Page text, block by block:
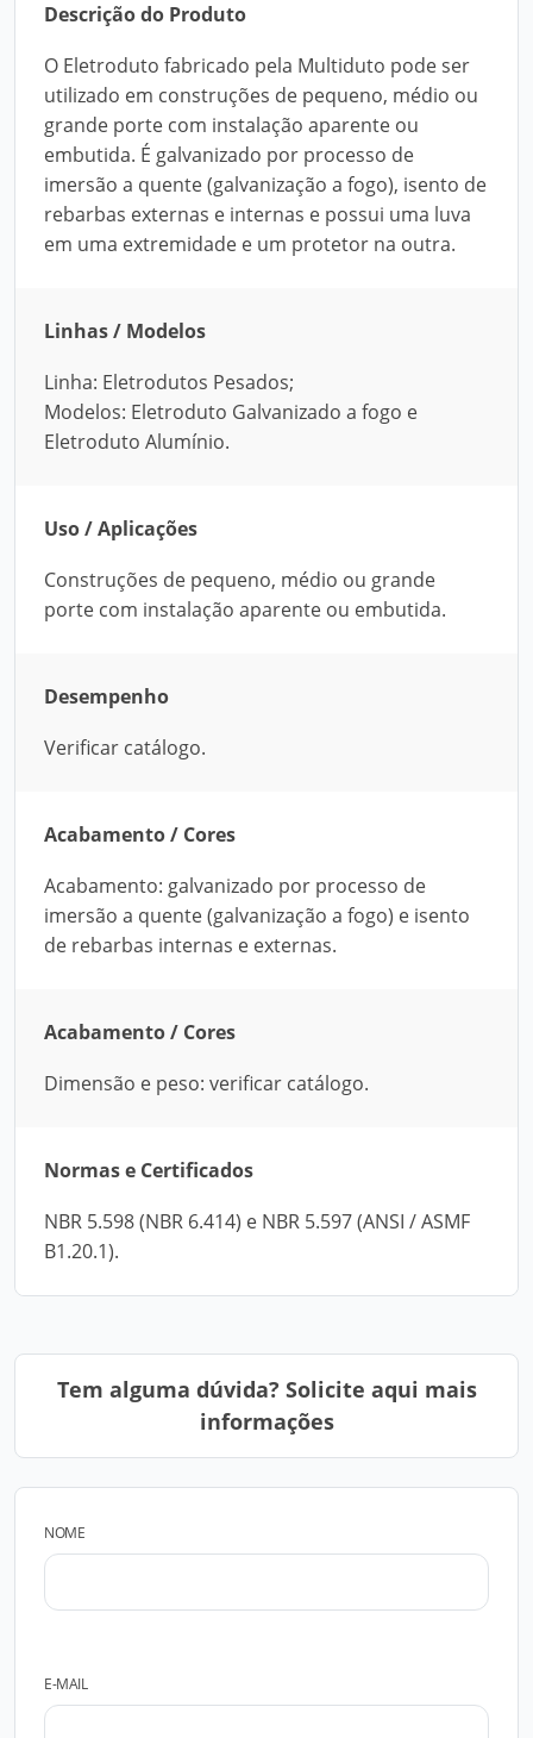
Descrição do Produto
O Eletroduto fabricado pela Multiduto pode ser
utilizado em construções de pequeno, médio ou
grande porte com instalação aparente ou
embutida. É galvanizado por processo de
imersão a quente (galvanização a fogo), isento de
rebarbas externas e internas e possui uma luva
em uma extremidade e um protetor na outra.
Linhas / Modelos
Linha: Eletrodutos Pesados;
Modelos: Eletroduto Galvanizado a fogo e
Eletroduto Alumínio.
Uso / Aplicações
Construções de pequeno, médio ou grande
porte com instalação aparente ou embutida.
Desempenho
Verificar catálogo.
Acabamento / Cores
Acabamento: galvanizado por processo de
imersão a quente (galvanização a fogo) e isento
de rebarbas internas e externas.
Acabamento / Cores
Dimensão e peso: verificar catálogo.
Normas e Certificados
NBR 5.598 (NBR 6.414) e NBR 5.597 (ANSI / ASMF
B1.20.1).
Tem alguma dúvida? Solicite aqui mais
informações
NOME
E-MAIL